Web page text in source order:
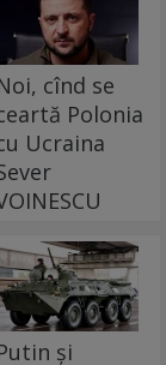
cînd se
Polonia
Ucraina
și